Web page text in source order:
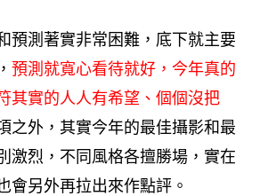
預測著實非常困難，底下就主要
預測就寬心看待就好，今年真的
其實的人人有希望、個個沒把
之外，其實今年的最佳攝影和最
激烈，不同風格各擅勝場，實在
會另外再拉出來作點評。